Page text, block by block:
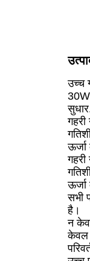
उच्च
30W
सभी
है।
न
केवल